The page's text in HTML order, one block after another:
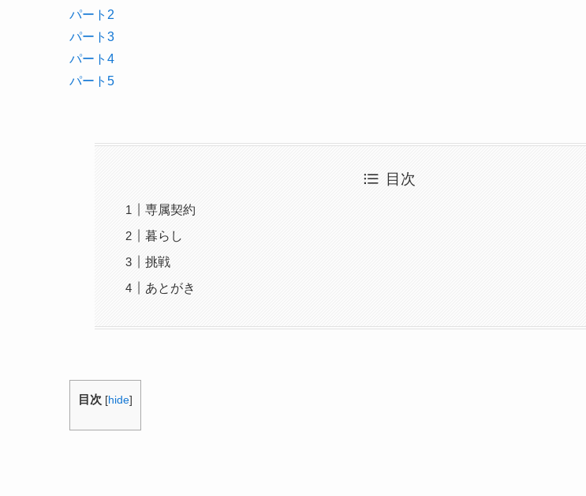
パート2
パート3
パート4
パート5
目次
専属契約
暮らし
挑戦
あとがき
目次 [hide]